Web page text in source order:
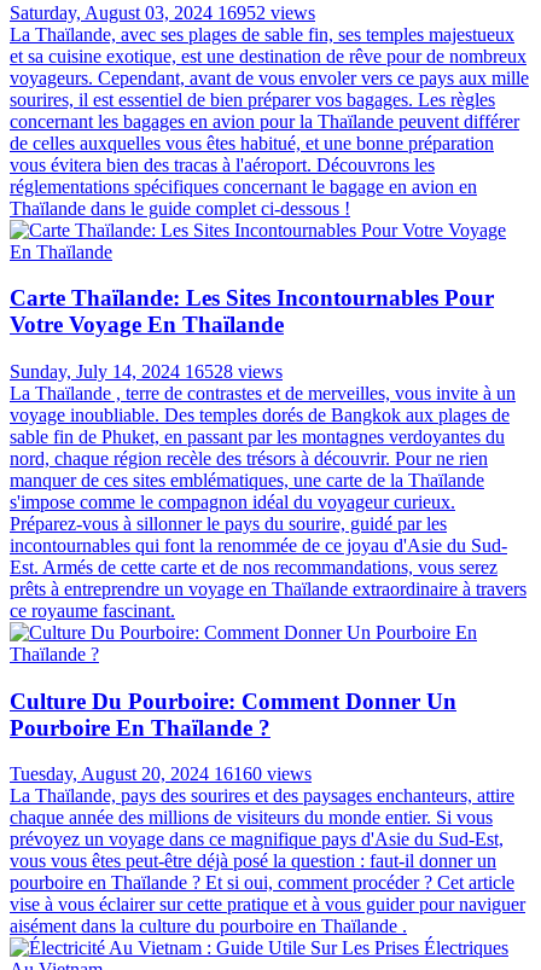
Saturday, August 03, 2024 16952 views
La Thaïlande, avec ses plages de sable fin, ses temples majestueux
et sa cuisine exotique, est une destination de rêve pour de nombreux
voyageurs. Cependant, avant de vous envoler vers ce pays aux mille
sourires, il est essentiel de bien préparer vos bagages. Les règles
concernant les bagages en avion pour la Thaïlande peuvent différer
de celles auxquelles vous êtes habitué, et une bonne préparation
vous évitera bien des tracas à l'aéroport. Découvrons les
réglementations spécifiques concernant le bagage en avion en
Thaïlande dans le guide complet ci-dessous !
Carte Thaïlande: Les Sites Incontournables Pour
Votre Voyage En Thaïlande
Sunday, July 14, 2024 16528 views
La Thaïlande , terre de contrastes et de merveilles, vous invite à un
voyage inoubliable. Des temples dorés de Bangkok aux plages de
sable fin de Phuket, en passant par les montagnes verdoyantes du
nord, chaque région recèle des trésors à découvrir. Pour ne rien
manquer de ces sites emblématiques, une carte de la Thaïlande
s'impose comme le compagnon idéal du voyageur curieux.
Préparez-vous à sillonner le pays du sourire, guidé par les
incontournables qui font la renommée de ce joyau d'Asie du Sud-
Est. Armés de cette carte et de nos recommandations, vous serez
prêts à entreprendre un voyage en Thaïlande extraordinaire à travers
ce royaume fascinant.
Culture Du Pourboire: Comment Donner Un
Pourboire En Thaïlande ?
Tuesday, August 20, 2024 16160 views
La Thaïlande, pays des sourires et des paysages enchanteurs, attire
chaque année des millions de visiteurs du monde entier. Si vous
prévoyez un voyage dans ce magnifique pays d'Asie du Sud-Est,
vous vous êtes peut-être déjà posé la question : faut-il donner un
pourboire en Thaïlande ? Et si oui, comment procéder ? Cet article
vise à vous éclairer sur cette pratique et à vous guider pour naviguer
aisément dans la culture du pourboire en Thaïlande .